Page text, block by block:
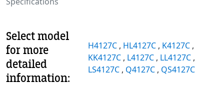
Select model
for more
detailed
information:
H4127C , HL4127C , K4127C ,
KK4127C , L4127C , LL4127C ,
LS4127C , Q4127C , QS4127C